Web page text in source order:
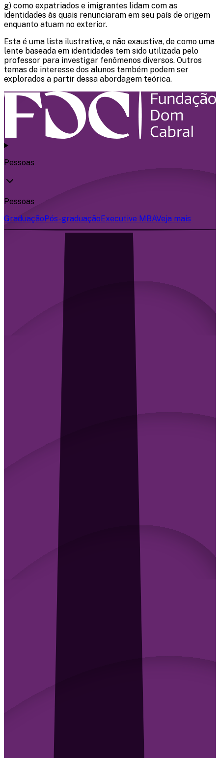
g) como expatriados e imigrantes lidam com as
identidades às quais renunciaram em seu país de origem
enquanto atuam no exterior.
Esta é uma lista ilustrativa, e não exaustiva, de como uma
lente baseada em identidades tem sido utilizada pelo
professor para investigar fenômenos diversos. Outros
temas de interesse dos alunos também podem ser
explorados a partir dessa abordagem teórica.
Pessoas
Pessoas
GraduaçãoPós-graduaçãoExecutive MBAVeja mais